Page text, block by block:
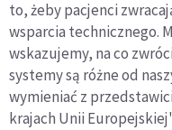
to, żeby pacjenci
wsparcia technicznego.
wskazujemy, na co
systemy są różne od
wymieniać z
krajach Unii